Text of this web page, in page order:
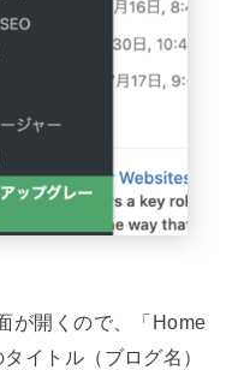
が開くので、「Home
イトル（ブログ名）